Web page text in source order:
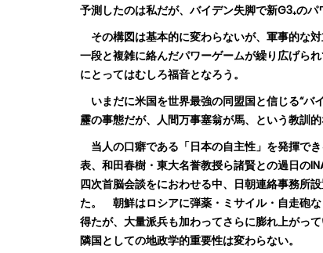
予測したのは私だが、バイデン失脚で新G3₊のパ
その構図は基本的に変わらないが、軍事的な
一段と複雑に絡んだパワーゲームが繰り広げら
にとってはむしろ福音となろう。
いまだに米国を世界最強の同盟国と信じる“バ
靂の事態だが、人間万事塞翁が馬、という教訓的
当人の口癖である「日本の自主性」を発揮で
表、和田春樹・東大名誉教授ら諸賢との過日の
四次首脳会談をにおわせる中、日朝連絡事務所
た。
朝鮮はロシアに弾薬・ミサイル・自走砲
得たが、大量派兵も加わってさらに膨れ上がっ
隣国としての地政学的重要性は変わらない。